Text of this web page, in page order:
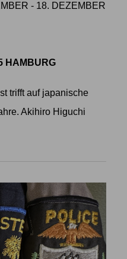
- 18. DEZEMBER
HAMBURG
trifft auf japanische
Akihiro Higuchi